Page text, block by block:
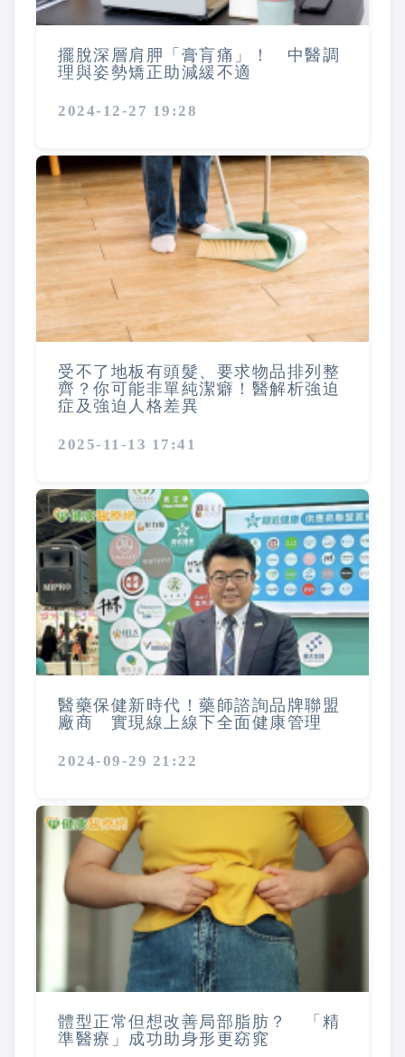
擺脫深層肩胛「膏肓痛」！ 中醫調
理與姿勢矯正助減緩不適
2024-12-27 19:28
受不了地板有頭髮、要求物品排列整
齊？你可能非單純潔癖！醫解析強迫
症及強迫人格差異
2025-11-13 17:41
醫藥保健新時代！藥師諮詢品牌聯盟
廠商 實現線上線下全面健康管理
2024-09-29 21:22
體型正常但想改善局部脂肪？ 「精
準醫療」成功助身形更窈窕